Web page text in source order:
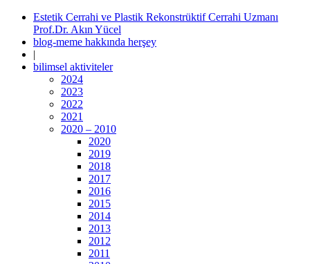
Estetik Cerrahi ve Plastik Rekonstrüktif Cerrahi Uzmanı
Prof.Dr. Akın Yücel
blog-meme hakkında herşey
|
bilimsel aktiviteler
2024
2023
2022
2021
2020 – 2010
2020
2019
2018
2017
2016
2015
2014
2013
2012
2011